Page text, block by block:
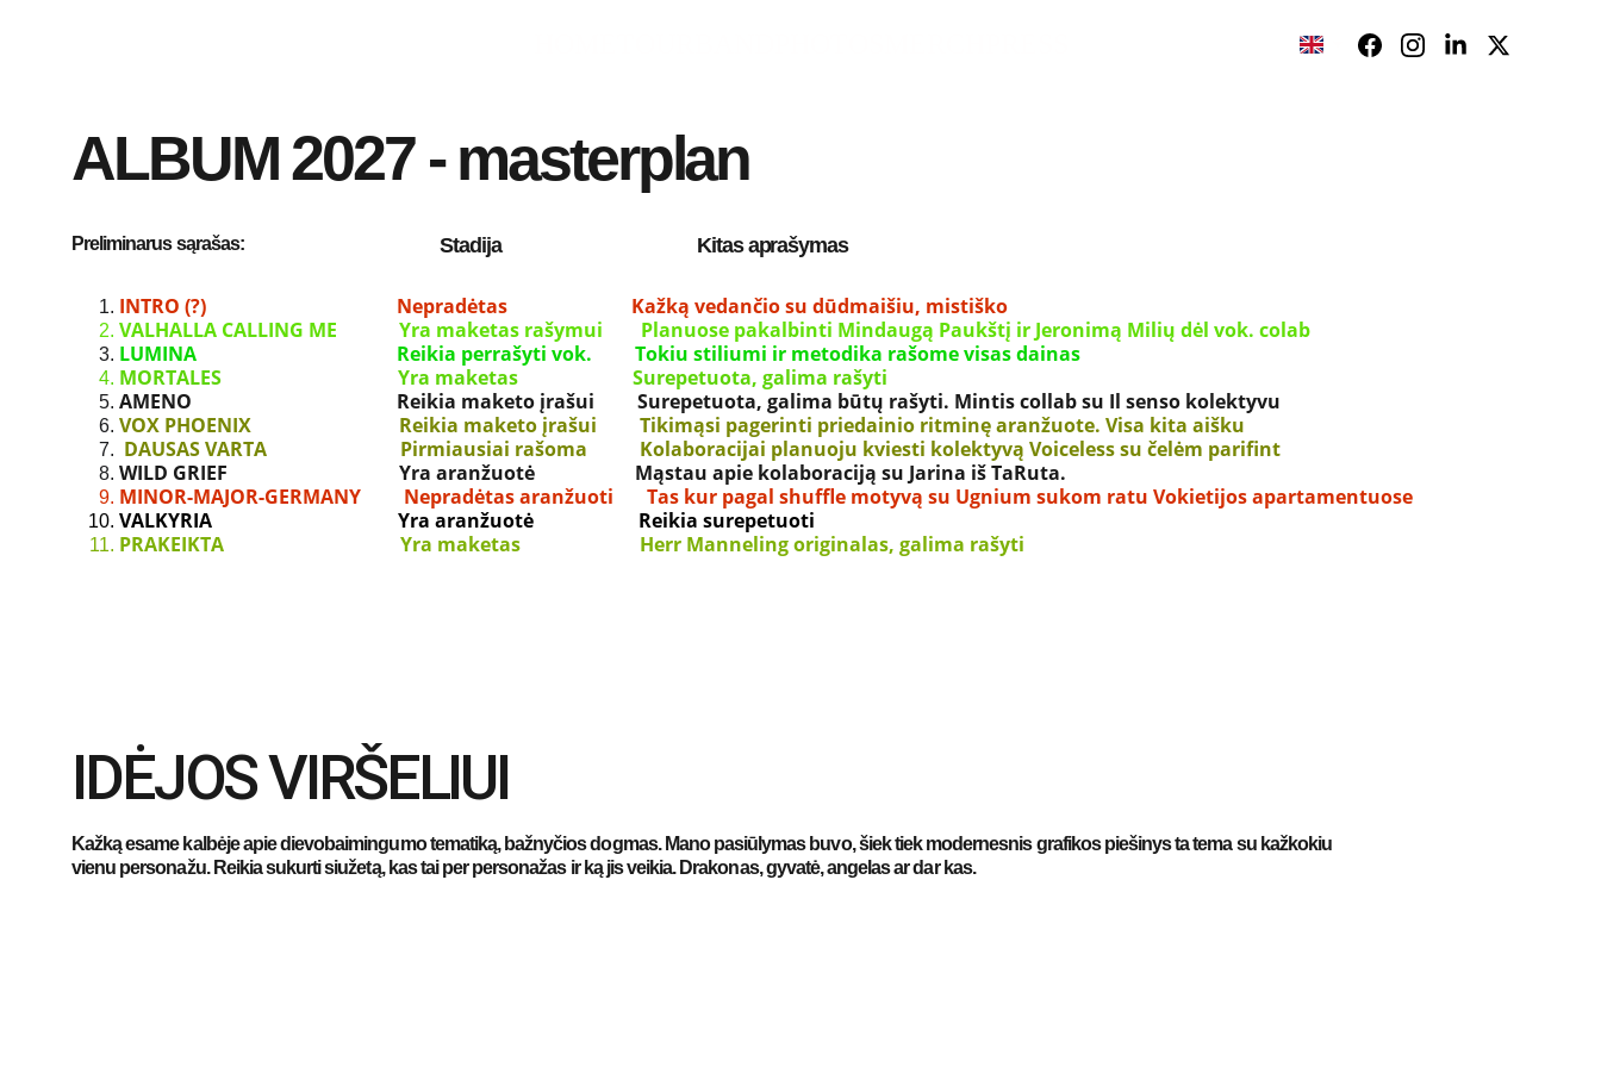
ALBUM 2027 - masterplan
Preliminarus sąrašas:
INTRO (?)                                        Nepradėtas                          Kažką vedančio su dūdmaišiu, mistiško
VALHALLA CALLING ME             Yra maketas rašymui        Planuose pakalbinti Mindaugą Paukštį ir Jeronimą Milių dėl vok. colab
LUMINA                                          Reikia perrašyti vok.         Tokiu stiliumi ir metodika rašome visas dainas
MORTALES                                     Yra maketas                        Surepetuota, galima rašyti
AMENO                                           Reikia maketo įrašui         Surepetuota, galima būtų rašyti. Mintis collab su Il senso kolektyvu
VOX PHOENIX                               Reikia maketo įrašui         Tikimąsi pagerinti priedainio ritminę aranžuote. Visa kita aišku
DAUSAS VARTA                            Pirmiausiai rašoma           Kolaboracijai planuoju kviesti kolektyvą Voiceless su čelėm parifint
WILD GRIEF                                    Yra aranžuotė                     Mąstau apie kolaboraciją su Jarina iš TaRuta.
MINOR-MAJOR-GERMANY         Nepradėtas aranžuoti       Tas kur pagal shuffle motyvą su Ugnium sukom ratu Vokietijos apartamentuose
VALKYRIA                                       Yra aranžuotė                      Reikia surepetuoti
PRAKEIKTA                                     Yra maketas                         Herr Manneling originalas, galima rašyti
Stadija                                          Kitas aprašymas
IDĖJOS VIRŠELIUI
Kažką esame kalbėje apie dievobaimingumo tematiką, bažnyčios dogmas. Mano pasiūlymas buvo, šiek tiek modernesnis grafikos piešinys ta tema su kažkokiu
vienu personažu. Reikia sukurti siužetą, kas tai per personažas ir ką jis veikia. Drakonas, gyvatė, angelas ar dar kas.